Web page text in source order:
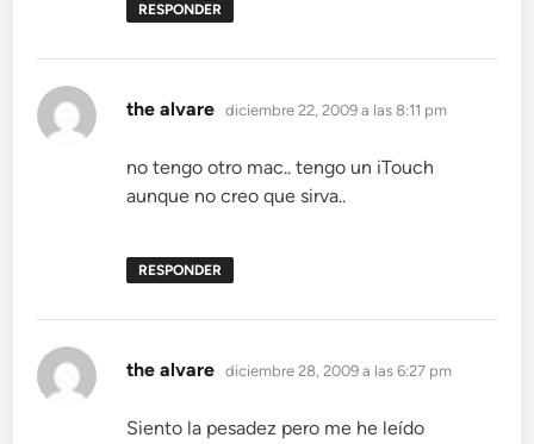
RESPONDER
the alvare dice:
diciembre 22, 2009 a las 8:11 pm
no tengo otro mac.. tengo un iTouch
aunque no creo que sirva..
RESPONDER
the alvare dice:
diciembre 28, 2009 a las 6:27 pm
Siento la pesadez pero me he leído